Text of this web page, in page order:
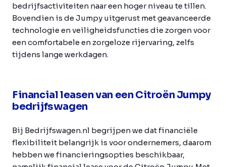
bedrijfsactiviteiten naar een hoger niveau te tillen.
Bovendien is de Jumpy uitgerust met geavanceerde
technologie en veiligheidsfuncties die zorgen voor
een comfortabele en zorgeloze rijervaring, zelfs
tijdens lange werkdagen.
Financial leasen van een Citroën Jumpy
bedrijfswagen
Bij Bedrijfswagen.nl begrijpen we dat financiële
flexibiliteit belangrijk is voor ondernemers, daarom
hebben we financieringsopties beschikbaar,